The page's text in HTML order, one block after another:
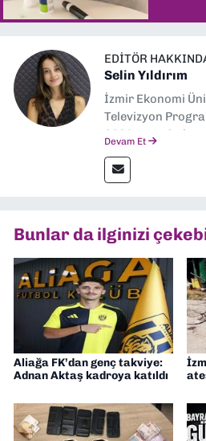
EDITÖR
Selin Yıldırım
İzmir Ekonomi
Televizyon
2024 senesinde
editörlük
Devam Et
Bunlar da ilginizi
Aliağa FK’dan genç takviye:
Adnan Aktaş kadroya katıldı